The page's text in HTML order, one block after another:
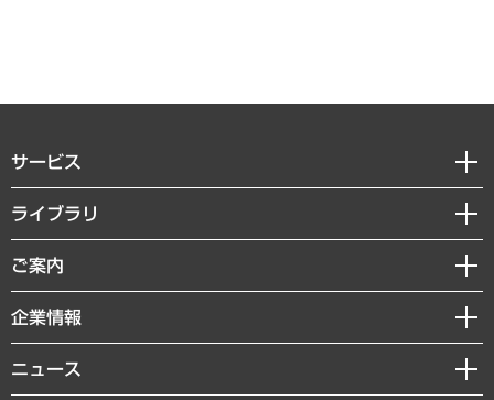
サービス
経営戦略
組織・人事戦略
デジタルイノベーション
共生・ダイバーシティ
GRC（ガバナンス・リスク・コンプライアンス）・防災（政策）
ライブラリ
経済調査
レポート
コラム
ご案内
セミナー・イベント情報
MUFGビジネスセミナー
受託案件情報
企業情報
私たちの想い
社長メッセージ
ニュース